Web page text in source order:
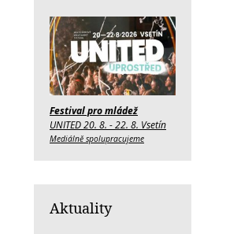
Festival pro mládež
UNITED 20. 8. - 22. 8. Vsetín
Mediálně spolupracujeme
Aktuality